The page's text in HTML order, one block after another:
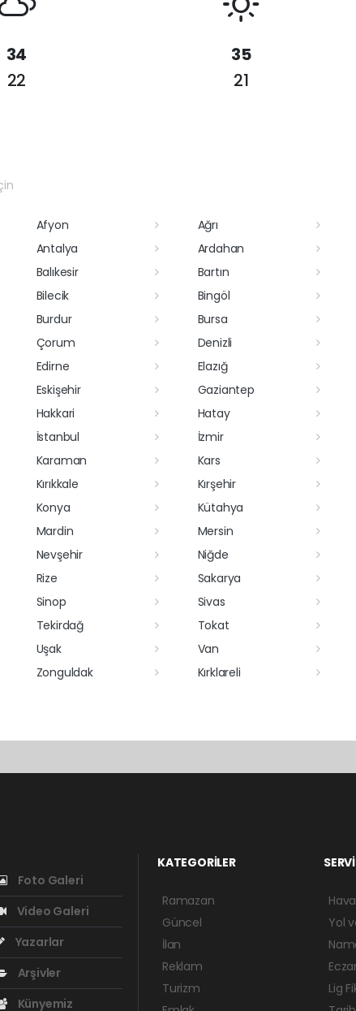
34
22
35
21
Afyon
Ağrı
Antalya
Ardahan
Balıkesir
Bartın
Bilecik
Bingöl
Burdur
Bursa
Çorum
Denizli
Edirne
Elazığ
Eskişehir
Gaziantep
Hakkari
Hatay
İstanbul
İzmir
Karaman
Kars
Kırıkkale
Kırşehir
Konya
Kütahya
Mardin
Mersin
Nevşehir
Niğde
Rize
Sakarya
Sinop
Sivas
Tekirdağ
Tokat
Uşak
Van
Zonguldak
Kırklareli
Foto Galeri
Video Galeri
Yazarlar
Arşivler
Künyemiz
KATEGORİLER
Ramazan
Güncel
İlan
Reklam
Turizm
Yol
Lig